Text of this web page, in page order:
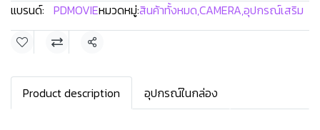
แบรนด์: PDMOVIEหมวดหมู่:สินค้าทั้งหมด,CAMERA,อุปกรณ์เสริม
แชร์
Product description อุปกรณ์ในกล่อง